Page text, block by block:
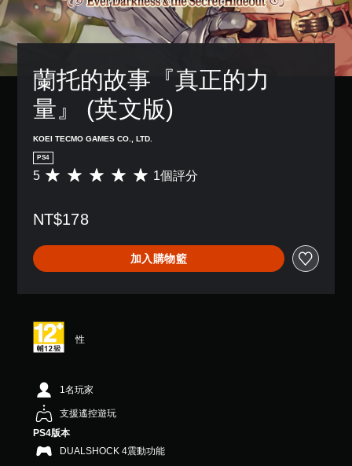
蘭托的故事『真正的力
量』 (英文版)
KOEI TECMO GAMES CO., LTD.
PS4
平
分
5
顆
星
5
顆
，
共
1
則
評
分
5 1個評分
NT$178
加入購物籃
性
1名玩家
支援遙控遊玩
PS4版本
DUALSHOCK 4震動功能